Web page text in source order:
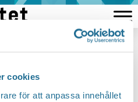
cookies
för att anpassa innehållet
för att publicera en